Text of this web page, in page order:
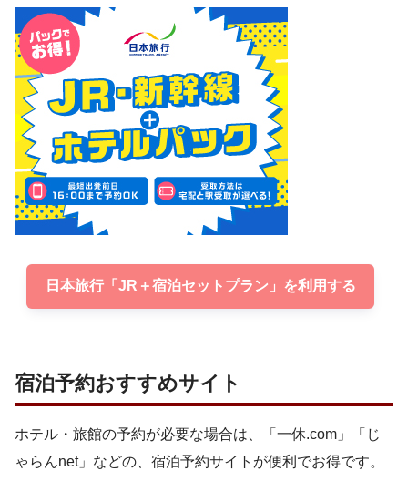
日本旅行「JR＋宿泊セットプラン」を利用する
宿泊予約おすすめサイト
ホテル・旅館の予約が必要な場合は、「一休.com」「じ
ゃらんnet」などの、宿泊予約サイトが便利でお得です。